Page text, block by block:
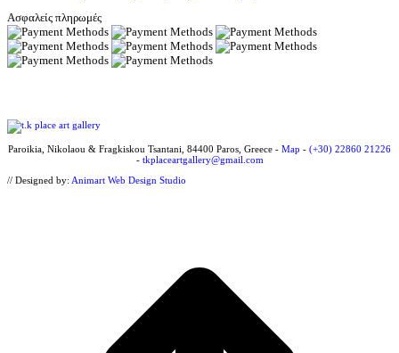
Ασφαλείς πληρωμές
Paroikia, Nikolaou & Fragkiskou Tsantani, 84400 Paros, Greece - Map - (+30) 22860 21226
- tkplaceartgallery@gmail.com
// Designed by: Animart Web Design Studio